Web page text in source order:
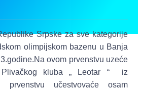
Srpske za sve kategorije
olimpijskom bazenu u Banja
ovom prvenstvu uzeće
kluba „ Leotar “ iz
prvenstvu učestvovaće osam